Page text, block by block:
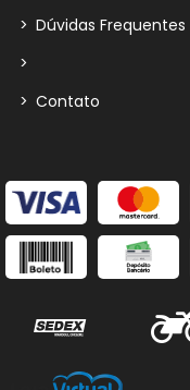
> Dúvidas Frequentes
>
> Contato